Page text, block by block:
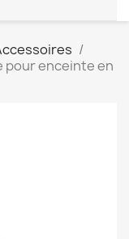
pour enceinte en